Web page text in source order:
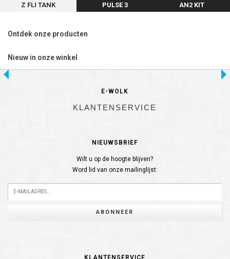
Z FLI TANK PULSE 3 AN2 KIT
Ontdek onze producten
Nieuw in onze winkel
E-WOLK
KLANTENSERVICE
NIEUWSBRIEF
Wilt u op de hoogte blijven?
Word lid van onze mailinglijst:
ABONNEER
KLANTENSERVICE